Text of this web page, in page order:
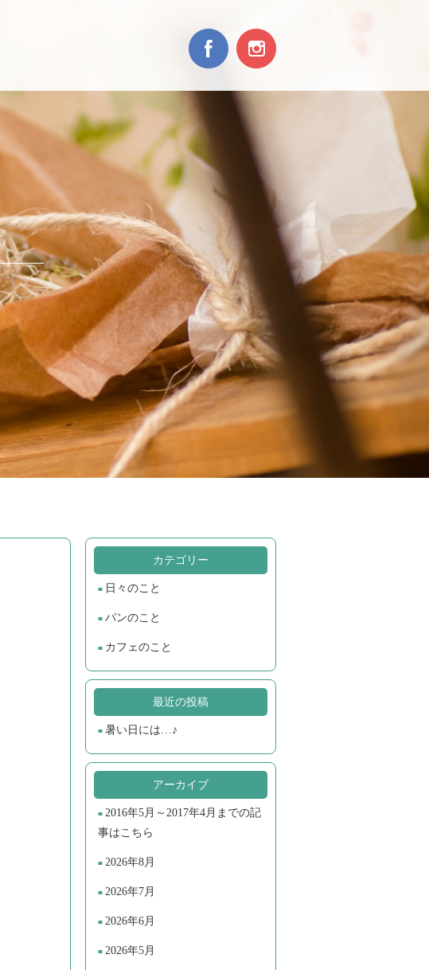
カテゴリー
日々のこと
パンのこと
カフェのこと
最近の投稿
暑い日には…♪
アーカイブ
2016年5月～2017年4月までの記
事はこちら
2026年8月
2026年7月
2026年6月
2026年5月